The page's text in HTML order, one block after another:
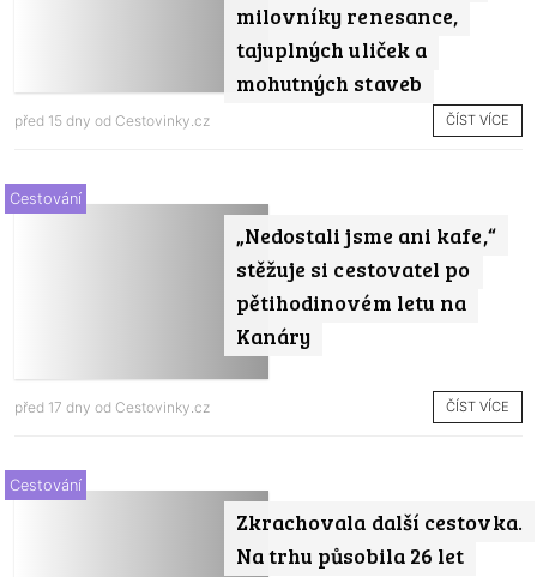
milovníky renesance,
tajuplných uliček a
mohutných staveb
před 15 dny od Cestovinky.cz ČÍST VÍCE
„Nedostali jsme ani kafe,“
stěžuje si cestovatel po
pětihodinovém letu na
Kanáry
Cestování
před 17 dny od Cestovinky.cz ČÍST VÍCE
Zkrachovala další cestovka.
Na trhu působila 26 let
Cestování